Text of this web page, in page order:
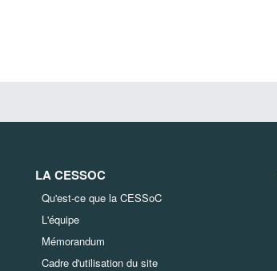
LA CESSOC
Qu'est-ce que la CESSoC
L'équipe
Mémorandum
Cadre d'utilisation du site